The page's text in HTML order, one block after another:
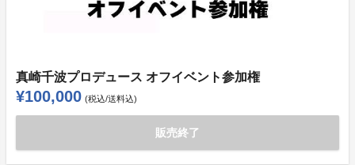
真崎千波プロデュース オフイベント参加権
¥100,000 (税込/送料込)
販売終了